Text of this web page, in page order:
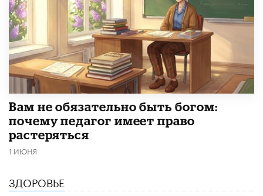
​Вам не обязательно быть богом:
почему педагог имеет право
растеряться
1 ИЮНЯ
ЗДОРОВЬЕ